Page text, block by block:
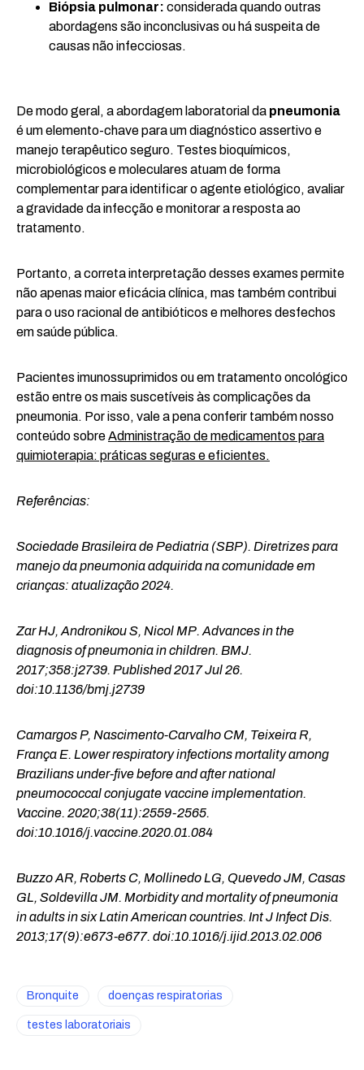
Biópsia pulmonar: considerada quando outras
abordagens são inconclusivas ou há suspeita de
causas não infecciosas.
De modo geral, a abordagem laboratorial da pneumonia
é um elemento-chave para um diagnóstico assertivo e
manejo terapêutico seguro. Testes bioquímicos,
microbiológicos e moleculares atuam de forma
complementar para identificar o agente etiológico, avaliar
a gravidade da infecção e monitorar a resposta ao
tratamento.
Portanto, a correta interpretação desses exames permite
não apenas maior eficácia clínica, mas também contribui
para o uso racional de antibióticos e melhores desfechos
em saúde pública.
Pacientes imunossuprimidos ou em tratamento oncológico
estão entre os mais suscetíveis às complicações da
pneumonia. Por isso, vale a pena conferir também nosso
conteúdo sobreAdministração de medicamentos para
quimioterapia: práticas seguras e eficientes.
Referências:
Sociedade Brasileira de Pediatria (SBP). Diretrizes para
manejo da pneumonia adquirida na comunidade em
crianças: atualização 2024.
Zar HJ, Andronikou S, Nicol MP. Advances in the
diagnosis of pneumonia in children. BMJ.
2017;358:j2739. Published 2017 Jul 26.
doi:10.1136/bmj.j2739
Camargos P, Nascimento-Carvalho CM, Teixeira R,
França E. Lower respiratory infections mortality among
Brazilians under-five before and after national
pneumococcal conjugate vaccine implementation.
Vaccine. 2020;38(11):2559-2565.
doi:10.1016/j.vaccine.2020.01.084
Buzzo AR, Roberts C, Mollinedo LG, Quevedo JM, Casas
GL, Soldevilla JM. Morbidity and mortality of pneumonia
in adults in six Latin American countries. Int J Infect Dis.
2013;17(9):e673-e677. doi:10.1016/j.ijid.2013.02.006
Bronquite doenças respiratorias
testes laboratoriais